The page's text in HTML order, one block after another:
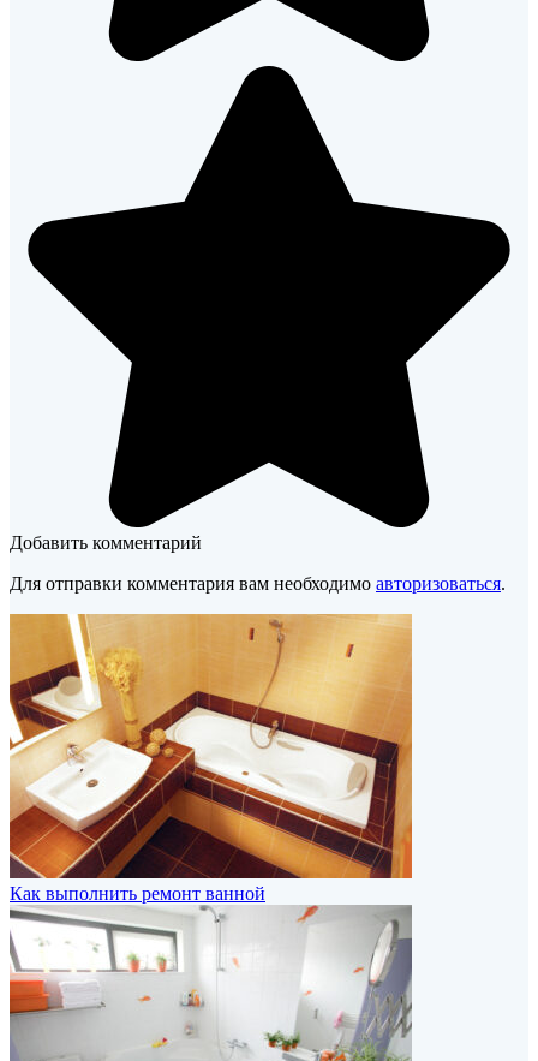
Добавить комментарий
Для отправки комментария вам необходимо авторизоваться.
Как выполнить ремонт ванной